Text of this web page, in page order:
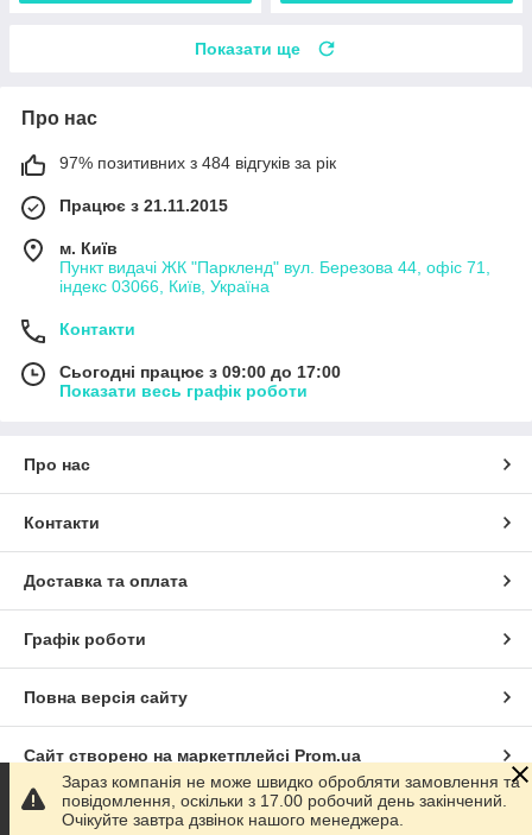
Показати ще
Про нас
97% позитивних з 484 відгуків за рік
Працює з 21.11.2015
м. Київ
Пункт видачі ЖК "Паркленд" вул. Березова 44, офіс 71,
індекс 03066, Київ, Україна
Контакти
Сьогодні працює з 09:00 до 17:00
Показати весь графік роботи
Про нас
Контакти
Доставка та оплата
Графік роботи
Повна версія сайту
Сайт створено на маркетплейсі Prom.ua
Політика конфіденційності
Зараз компанія не може швидко обробляти замовлення та
повідомлення, оскільки з 17.00 робочий день закінчений.
Очікуйте завтра дзвінок нашого менеджера.